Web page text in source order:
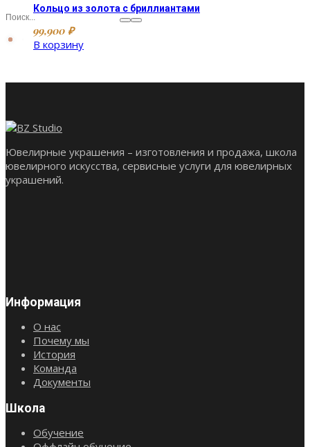
Кольцо из золота с бриллиантами
99,900 ₽
В корзину
Ювелирные украшения – изготовления и продажа, школа
ювелирного искусства, сервисные услуги для ювелирных
украшений.
Информация
О нас
Почему мы
История
Команда
Документы
Школа
Обучение